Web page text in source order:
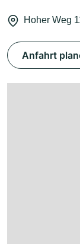
Hoher Weg
Anfahrt